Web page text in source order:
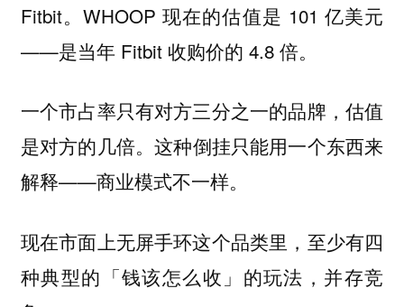
Fitbit。WHOOP 现在的估值是 101 亿美元
——是当年 Fitbit 收购价的 4.8 倍。
一个市占率只有对方三分之一的品牌，估值
是对方的几倍。这种倒挂只能用一个东西来
解释——商业模式不一样。
现在市面上无屏手环这个品类里，至少有四
种典型的「钱该怎么收」的玩法，并存竞